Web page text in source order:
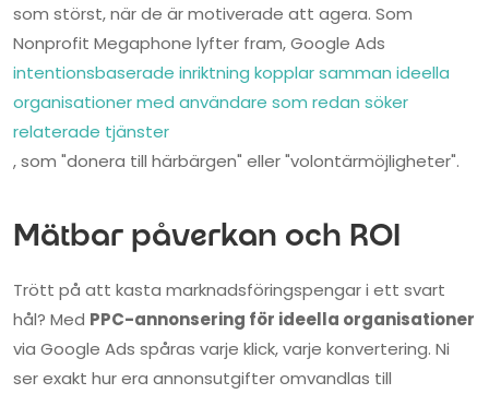
som störst, när de är motiverade att agera. Som
Nonprofit Megaphone lyfter fram, Google Ads
intentionsbaserade inriktning kopplar samman ideella
organisationer med användare som redan söker
relaterade tjänster
, som "donera till härbärgen" eller "volontärmöjligheter".
Mätbar påverkan och ROI
Trött på att kasta marknadsföringspengar i ett svart
hål? Med PPC-annonsering för ideella organisationer
via Google Ads spåras varje klick, varje konvertering. Ni
ser exakt hur era annonsutgifter omvandlas till